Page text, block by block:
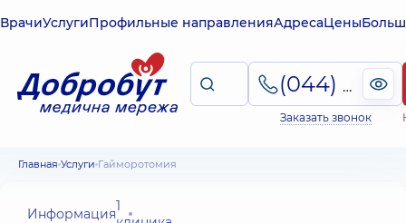
ВрачиУслугиПрофильные направленияАдресаЦены
(044) 495-2-888
Заказать звонок
Главная Услуги Гайморотомия
Информация1